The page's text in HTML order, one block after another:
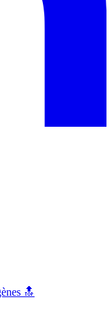
🔝